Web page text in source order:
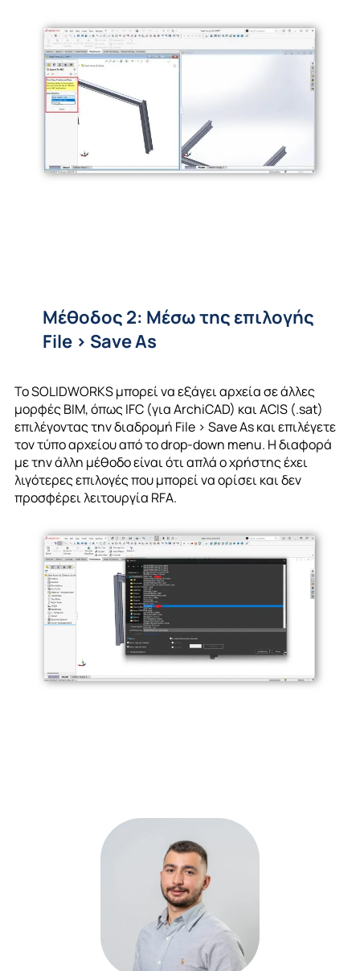
Μέθοδος 2: Μέσω της επιλογής
File > Save As
Το SOLIDWORKS μπορεί να εξάγει αρχεία σε άλλες
μορφές BIM, όπως IFC (για ArchiCAD) και ACIS (.sat)
επιλέγοντας την διαδρομή File > Save As και επιλέγετε
τον τύπο αρχείου από το drop-down menu. Η διαφορά
με την άλλη μέθοδο είναι ότι απλά ο χρήστης έχει
λιγότερες επιλογές που μπορεί να ορίσει και δεν
προσφέρει λειτουργία RFA.